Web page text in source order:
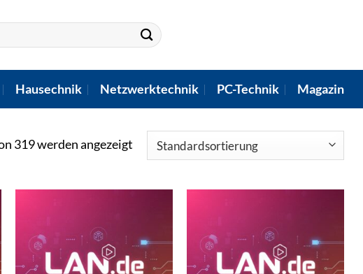
Hausechnik Netzwerktechnik PC-Technik Magazin
319 werden angezeigt